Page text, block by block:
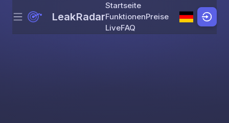
Skip to content
Menu LeakRadar
Startseite
FunktionenPreise
LiveFAQ